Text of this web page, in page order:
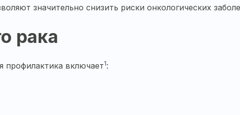
значительно снизить риски онкологических
рака
профилактика включает1: